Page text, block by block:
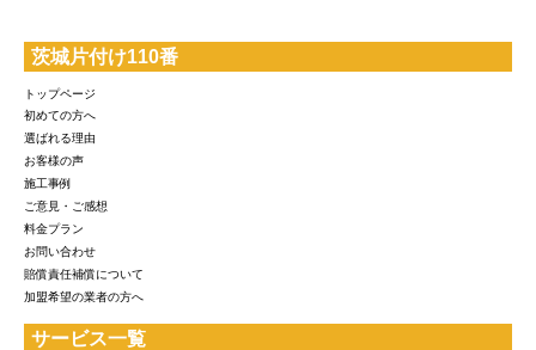
茨城片付け110番
トップページ
初めての方へ
選ばれる理由
お客様の声
施工事例
ご意見・ご感想
料金プラン
お問い合わせ
賠償責任補償について
加盟希望の業者の方へ
サービス一覧